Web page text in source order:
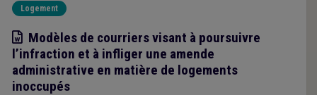
Logement
Modèle
Modèles de courriers visant à poursuivre
l’infraction et à infliger une amende
administrative en matière de logements
inoccupés